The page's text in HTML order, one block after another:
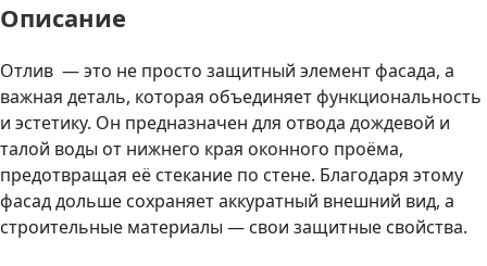
Описание
Отлив — это не просто защитный элемент фасада, а
важная деталь, которая объединяет функциональность
и эстетику. Он предназначен для отвода дождевой и
талой воды от нижнего края оконного проёма,
предотвращая её стекание по стене. Благодаря этому
фасад дольше сохраняет аккуратный внешний вид, а
строительные материалы — свои защитные свойства.